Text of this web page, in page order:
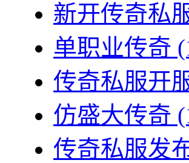
新开传奇私
单职业传奇
传奇私服开
仿盛大传奇
传奇私服发